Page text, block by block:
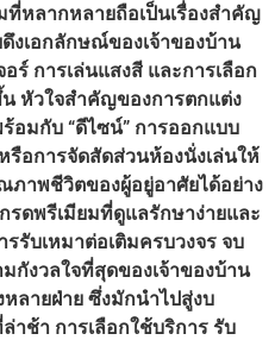
ที่หลากหลายถือเป็นเรื่องสำคัญ
งเอกลักษณ์ของเจ้าของบ้าน
ร์ การเล่นแสงสี และการเลือก
หัวใจสำคัญของการตกแต่ง
อมกับ “ดีไซน์” การออกแบบ
รือการจัดสัดส่วนห้องนั่งเล่นให้
ภาพชีวิตของผู้อยู่อาศัยได้อย่าง
รดพรีเมียมที่ดูแลรักษาง่ายและ
รับเหมาต่อเติมครบวงจร จบ
กังวลใจที่สุดของเจ้าของบ้าน
ลายฝ่าย ซึ่งมักนำไปสู่งบ
ช้า การเลือกใช้บริการ รับ